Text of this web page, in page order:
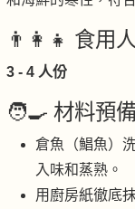
👨‍👩‍👧 食用
3 - 4 人份
🧑‍🍳 材料預
倉魚（鯧魚）
入味和蒸熟。
用廚房紙徹底